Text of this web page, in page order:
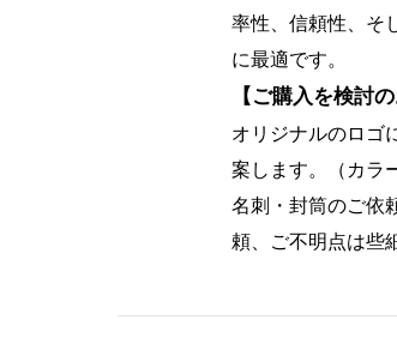
率性、信頼性、そ
に最適です。
【ご購入を検討
オリジナルのロゴ
案します。（カラ
名刺・封筒のご依
頼、ご不明点は些